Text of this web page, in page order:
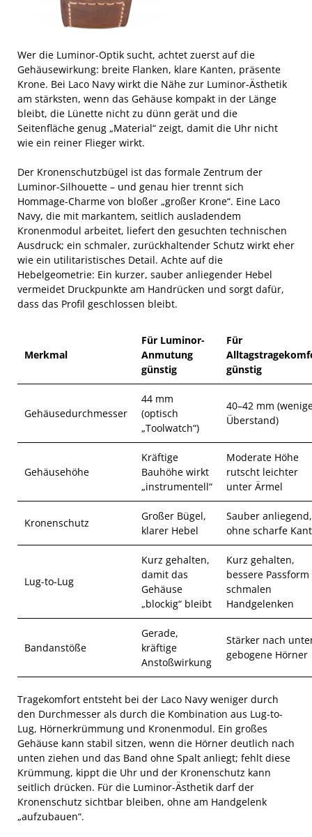
Wer die Luminor-Optik sucht, achtet zuerst auf die
Gehäusewirkung: breite Flanken, klare Kanten, präsente
Krone. Bei Laco Navy wirkt die Nähe zur Luminor-Ästhetik
am stärksten, wenn das Gehäuse kompakt in der Länge
bleibt, die Lünette nicht zu dünn gerät und die
Seitenfläche genug „Material“ zeigt, damit die Uhr nicht
wie ein reiner Flieger wirkt.
Der Kronenschutzbügel ist das formale Zentrum der
Luminor-Silhouette – und genau hier trennt sich
Hommage-Charme von bloßer „großer Krone“. Eine Laco
Navy, die mit markantem, seitlich ausladendem
Kronenmodul arbeitet, liefert den gesuchten technischen
Ausdruck; ein schmaler, zurückhaltender Schutz wirkt eher
wie ein utilitaristisches Detail. Achte auf die
Hebelgeometrie: Ein kurzer, sauber anliegender Hebel
vermeidet Druckpunkte am Handrücken und sorgt dafür,
dass das Profil geschlossen bleibt.
Merkmal
Für Luminor-
Anmutung
günstig
Für
günstig
Gehäusedurchmesser
44 mm
(optisch
„Toolwatch“)
40–42 mm
Überstand)
Gehäusehöhe
Kräftige
Bauhöhe wirkt
„instrumentell“
Moderate Höhe
rutscht leichter
unter Ärmel
Kronenschutz
Großer Bügel,
klarer Hebel
Sauber anliegend,
ohne scharfe
Lug-to-Lug
Kurz gehalten,
damit das
Gehäuse
„blockig“ bleibt
Kurz gehalten,
bessere Passform
schmalen
Handgelenken
Bandanstöße
Gerade,
kräftige
Anstoßwirkung
Stärker nach
gebogene Hörner
Tragekomfort entsteht bei der Laco Navy weniger durch
den Durchmesser als durch die Kombination aus Lug-to-
Lug, Hörnerkrümmung und Kronenmodul. Ein großes
Gehäuse kann stabil sitzen, wenn die Hörner deutlich nach
unten ziehen und das Band ohne Spalt anliegt; fehlt diese
Krümmung, kippt die Uhr und der Kronenschutz kann
seitlich drücken. Für die Luminor-Ästhetik darf der
Kronenschutz sichtbar bleiben, ohne am Handgelenk
„aufzubauen“.